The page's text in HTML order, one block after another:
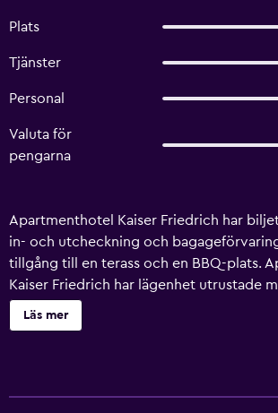
Plats
Tjänster
Personal
Valuta för
pengarna
Apartmenthotel Kaiser Friedrich har
in- och utcheckning och
tillgång till en terass och en BBQ-plats.
Kaiser Friedrich har lägenhet utrustade
kylskåp, plus flertalet nödvändigheter för
om att gästerna har en angenäm vistelse.
Läs mer